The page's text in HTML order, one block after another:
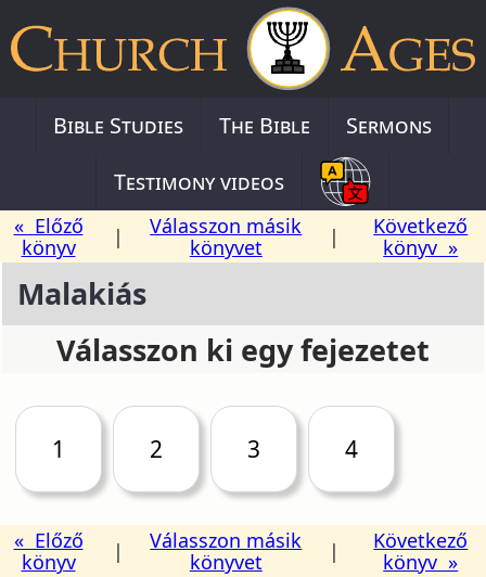
Bible Studies The Bible
Sermons
Testimony videos
« Előző
könyv
|
Válasszon másik
könyvet
|
Következő
könyv »
Malakiás
Válasszon ki egy fejezetet
1 2 3 4
« Előző
könyv
|
Válasszon másik
könyvet
|
Következő
könyv »